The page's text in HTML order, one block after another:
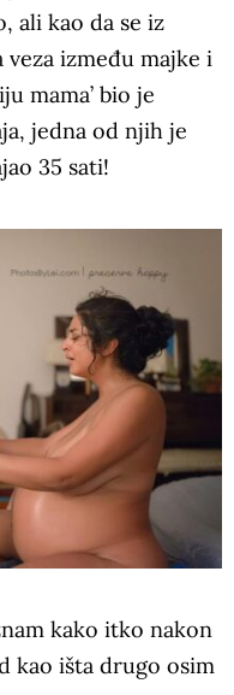
ali kao da se iz
između majke i
mama’ bio je
jedna od njih je
35 sati!
kako itko nakon
kao išta drugo osim